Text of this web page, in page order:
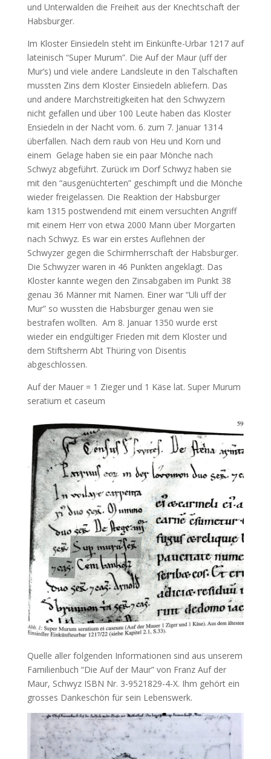
und Unterwalden die Freiheit aus der Knechtschaft der
Habsburger.
Im Kloster Einsiedeln steht im Einkünfte-Urbar 1217 auf
lateinisch “Super Murum”. Die Auf der Maur (uff der
Mur’s) und viele andere Landsleute in den Talschaften
mussten Zins dem Kloster Einsiedeln abliefern. Das
und andere Marchstreitigkeiten hat den Schwyzern
nicht gefallen und über 100 Leute haben das Kloster
Ensiedeln in der Nacht vom. 6. zum 7. Januar 1314
überfallen. Nach dem raub von Heu und Korn und
einem Gelage haben sie ein paar Mönche nach
Schwyz abgeführt. Zurück im Dorf Schwyz haben sie
mit den “ausgenüchterten” geschimpft und die Mönche
wieder freigelassen. Die Reaktion der Habsburger
kam 1315 postwendend mit einem versuchten Angriff
mit einem Herr von etwa 2000 Mann über Morgarten
nach Schwyz. Es war ein erstes Auflehnen der
Schwyzer gegen die Schirmherrschaft der Habsburger.
Die Schwyzer waren in 46 Punkten angeklagt. Das
Kloster kannte wegen den Zinsabgaben im Punkt 38
genau 36 Männer mit Namen. Einer war “Uli uff der
Mur” so wussten die Habsburger genau wen sie
bestrafen wollten. Am 8. Januar 1350 wurde erst
wieder ein endgültiger Frieden mit dem Kloster und
dem Stiftsherrn Abt Thüring von Disentis
abgeschlossen.
Auf der Mauer = 1 Zieger und 1 Käse lat. Super Murum
seratium et caseum
Quelle aller folgenden Informationen sind aus unserem
Familienbuch “Die Auf der Maur” von Franz Auf der
Maur, Schwyz ISBN Nr. 3-9521829-4-X. Ihm gehört ein
grosses Dankeschön für sein Lebenswerk.